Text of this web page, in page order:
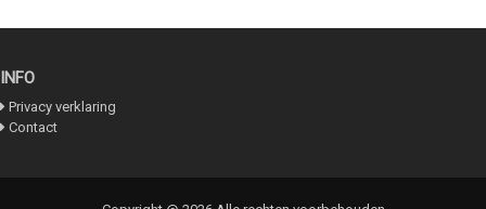
INFO
Privacy verklaring
Contact